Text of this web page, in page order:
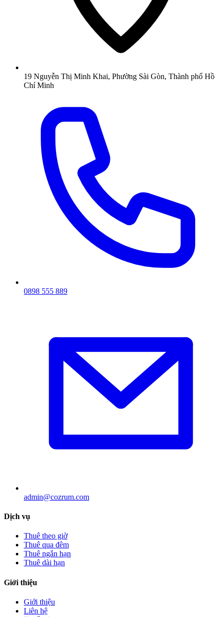
19 Nguyễn Thị Minh Khai, Phường Sài Gòn, Thành phố Hồ
Chí Minh
0898 555 889
admin@cozrum.com
Dịch vụ
Thuê theo giờ
Thuê qua đêm
Thuê ngắn hạn
Thuê dài hạn
Giới thiệu
Giới thiệu
Liên hệ